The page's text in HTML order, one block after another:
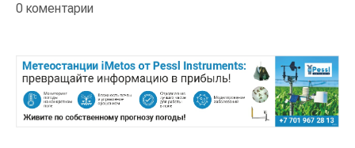
0 коментарии